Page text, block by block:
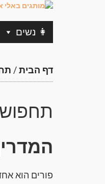
👩 נשים
דף הבית/
פורים הוא